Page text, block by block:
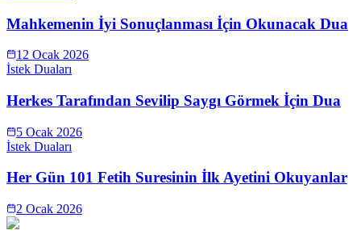
Mahkemenin İyi Sonuçlanması İçin Okunacak Dua
12 Ocak 2026
İstek Duaları
Herkes Tarafından Sevilip Saygı Görmek İçin Dua
5 Ocak 2026
İstek Duaları
Her Gün 101 Fetih Suresinin İlk Ayetini Okuyanlar
2 Ocak 2026